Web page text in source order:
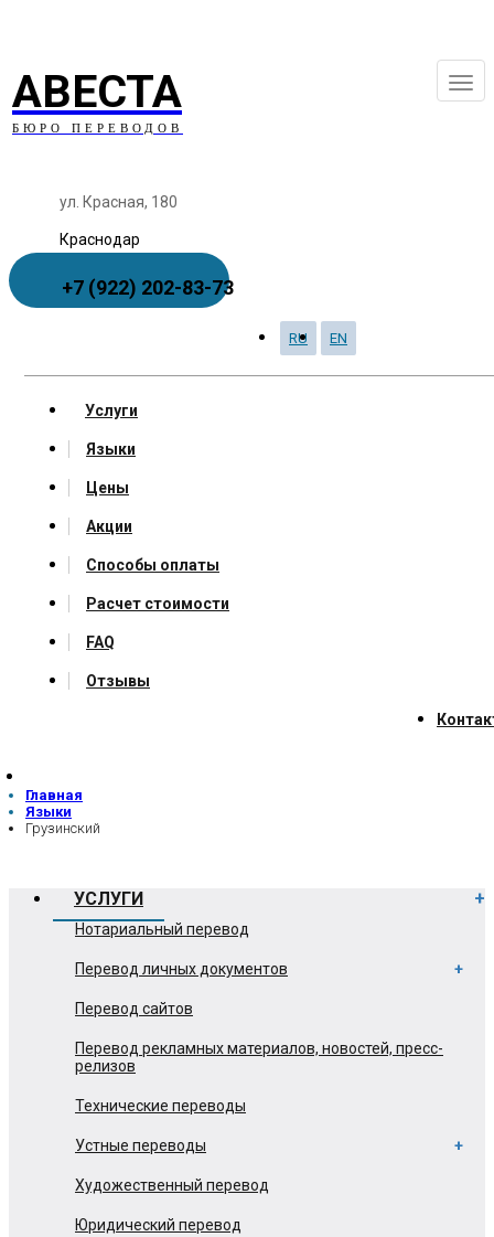
АВЕСТА
БЮРО ПЕРЕВОДОВ
ул. Красная, 180
Краснодар
+7 (922) 202-83-73
RU EN
Услуги
Языки
Цены
Акции
Способы оплаты
Расчет стоимости
FAQ
Отзывы
Главная
Языки
Грузинский
УСЛУГИ
Нотариальный перевод
Перевод личных документов
Перевод сайтов
Перевод рекламных материалов, новостей, пресс-
релизов
Технические переводы
Устные переводы
Художественный перевод
Юридический перевод